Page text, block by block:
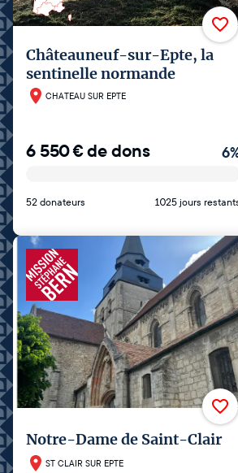
Châteauneuf-sur-Epte, la
sentinelle normande
CHATEAU SUR EPTE
6 550€de dons 6
52 donateurs 1025 jours
Notre-Dame de Saint-Clair
ST CLAIR SUR EPTE